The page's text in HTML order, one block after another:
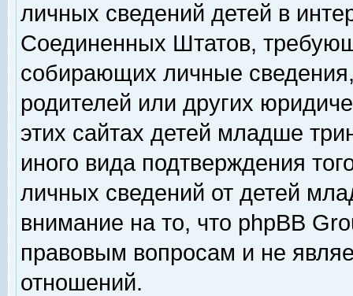
личных сведений детей в
Соединенных Штатов,
собирающих личные
родителей или других
этих сайтах детей младше
иного вида подтверждения
личных сведений от детей
внимание на то, что phpBB
правовым вопросам и не
отношений.